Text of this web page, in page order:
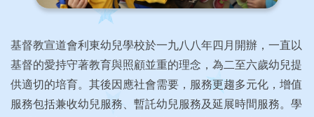
基督教宣道會利東幼兒學校於一九八八年四月開辦，一直以
基督的愛持守著教育與照顧並重的理念，為二至六歲幼兒提
供適切的培育。其後因應社會需要，服務更趨多元化，增值
服務包括兼收幼兒服務、暫託幼兒服務及延展時間服務。學